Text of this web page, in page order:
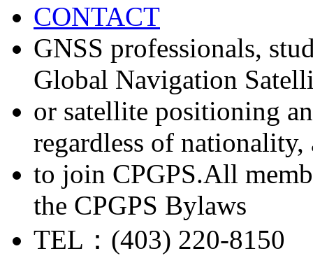
CONTACT
GNSS professionals,
Global Navigation
or satellite positioning
regardless of nationality,
to join CPGPS.All
the CPGPS Bylaws
TEL：(403) 220-8150